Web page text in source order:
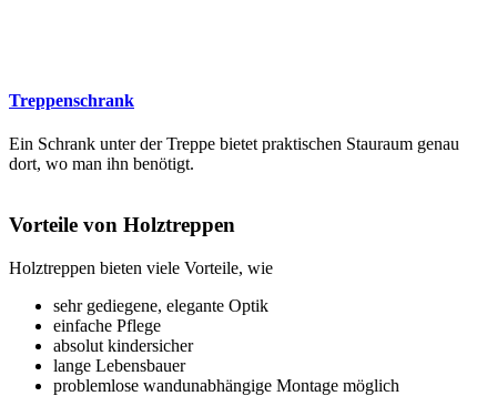
Treppenschrank
Ein Schrank unter der Treppe bietet praktischen Stauraum genau
dort, wo man ihn benötigt.
Vorteile von Holztreppen
Holztreppen bieten viele Vorteile, wie
sehr gediegene, elegante Optik
einfache Pflege
absolut kindersicher
lange Lebensbauer
problemlose wandunabhängige Montage möglich